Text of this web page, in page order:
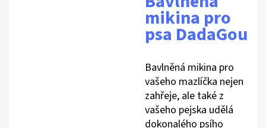
mikina pro
psa DadaGou
Bavlněná mikina pro
vašeho mazlíčka nejen
zahřeje, ale také z
vašeho pejska udělá
dokonalého psího